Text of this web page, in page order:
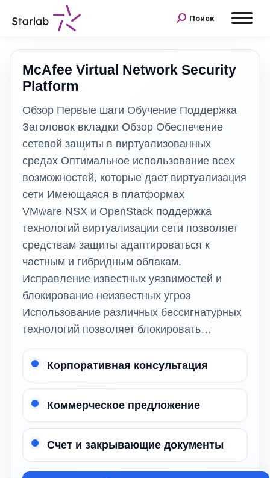
Поиск
McAfee Virtual Network Security
Platform
Обзор Первые шаги Обучение Поддержка
Заголовок вкладки Обзор Обеспечение
сетевой защиты в виртуализованных
средах Оптимальное использование всех
возможностей, которые дает виртуализация
сети Имеющаяся в платформах
VMware NSX и OpenStack поддержка
технологий виртуализации сети позволяет
средствам защиты адаптироваться к
частным и гибридным облакам.
Исправление известных уязвимостей и
блокирование неизвестных угроз
Использование различных бессигнатурных
технологий позволяет блокировать…
Корпоративная консультация
Коммерческое предложение
Счет и закрывающие документы